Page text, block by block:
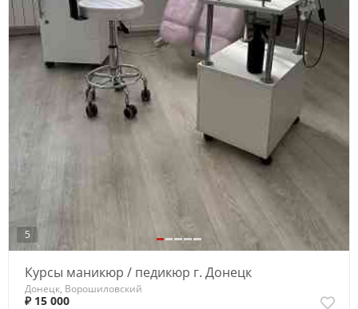
5
Курсы маникюр / педикюр г. Донецк
Донецк, Ворошиловский
₽ 15 000